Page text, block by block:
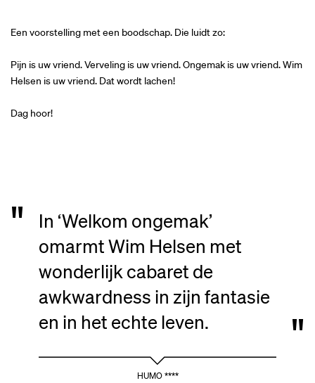
Een voorstelling met een boodschap. Die luidt zo:
Pijn is uw vriend. Verveling is uw vriend. Ongemak is uw vriend. Wim
Helsen is uw vriend. Dat wordt lachen!
Dag hoor!
In ‘Welkom ongemak’
omarmt Wim Helsen met
wonderlijk cabaret de
awkwardness in zijn fantasie
en in het echte leven.
HUMO ****